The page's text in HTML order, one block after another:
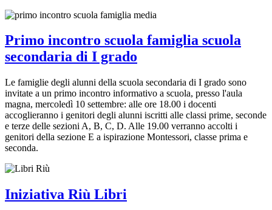
Primo incontro scuola famiglia scuola
secondaria di I grado
Le famiglie degli alunni della scuola secondaria di I grado sono
invitate a un primo incontro informativo a scuola, presso l'aula
magna, mercoledì 10 settembre: alle ore 18.00 i docenti
accoglieranno i genitori degli alunni iscritti alle classi prime, seconde
e terze delle sezioni A, B, C, D. Alle 19.00 verranno accolti i
genitori della sezione E a ispirazione Montessori, classe prima e
seconda.
Iniziativa Riù Libri